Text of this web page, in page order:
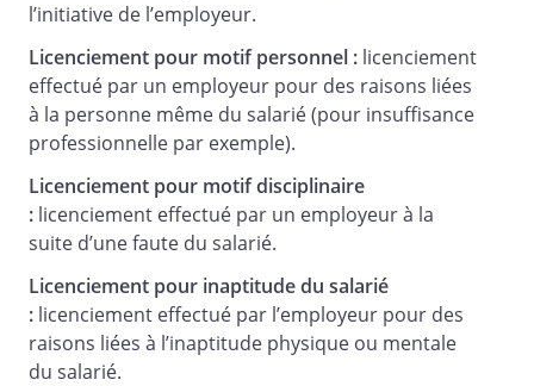
l’initiative de l’employeur.
Licenciement pour motif personnel : licenciement
effectué par un employeur pour des raisons liées
à la personne même du salarié (pour insuffisance
professionnelle par exemple).
Licenciement pour motif disciplinaire
: licenciement effectué par un employeur à la
suite d’une faute du salarié.
Licenciement pour inaptitude du salarié
: licenciement effectué par l’employeur pour des
raisons liées à l’inaptitude physique ou mentale
du salarié.